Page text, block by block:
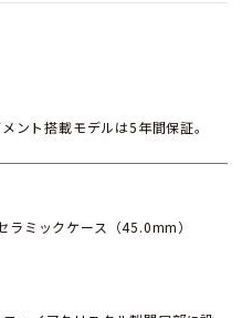
ント搭載モデルは5年間保証。
ミックケース（45.0mm）